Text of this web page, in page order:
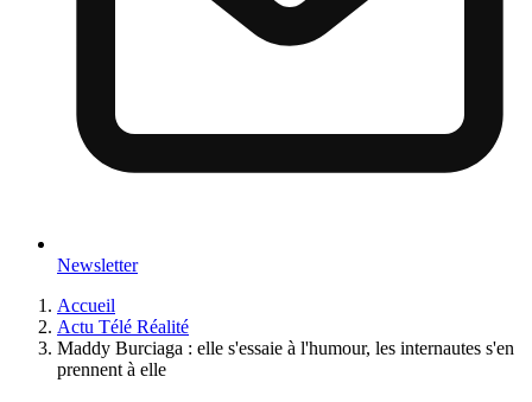
Newsletter
Accueil
Actu Télé Réalité
Maddy Burciaga : elle s'essaie à l'humour, les internautes s'en
prennent à elle